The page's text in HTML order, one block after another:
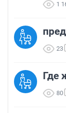
1
23
Где
80